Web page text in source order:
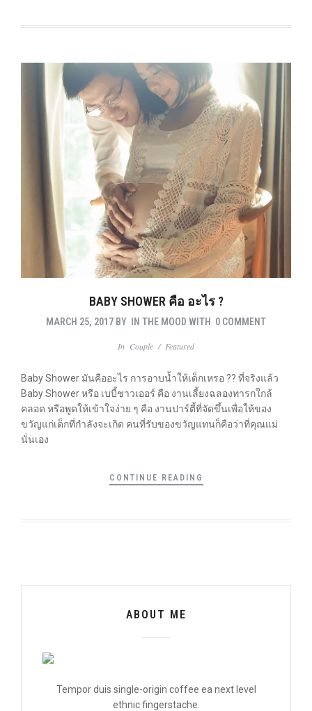
BABY SHOWER คือ อะไร ?
MARCH 25, 2017 BY IN THE MOOD WITH 0 COMMENT
In Couple / Featured
Baby Shower มันคืออะไร การอาบน้ำให้เด็กเหรอ ?? ที่จริงแล้ว
Baby Shower หรือ เบบี้ชาวเออร์ คือ งานเลี้ยงฉลองทารกใกล้
คลอด หรือพูดให้เข้าใจง่าย ๆ คือ งานปาร์ตี้ที่จัดขึ้นเพื่อให้ของ
ขวัญแก่เด็กที่กำลังจะเกิด คนที่รับของขวัญแทนก็คือว่าที่คุณแม่
นั่นเอง
CONTINUE READING
ABOUT ME
Tempor duis single-origin coffee ea next level
ethnic fingerstache.